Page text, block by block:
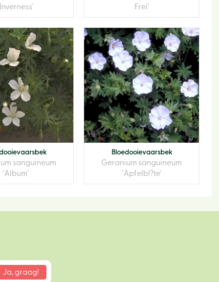
Frei'
sanguineum
'Album'
Bloedooievaarsbek
Geranium sanguineum
'Apfelbl?te'